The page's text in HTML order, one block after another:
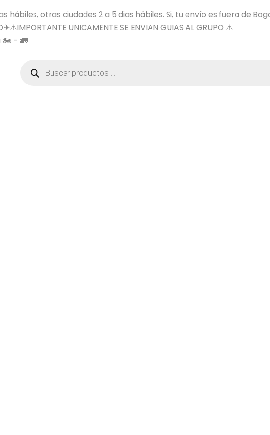
hábiles, otras ciudades 2 a 5 dias hábiles. Si, tu envío es fuera de
UNICAMENTE SE ENVIAN GUIAS AL GRUPO ⚠️
🏍️ - 🚛
productos